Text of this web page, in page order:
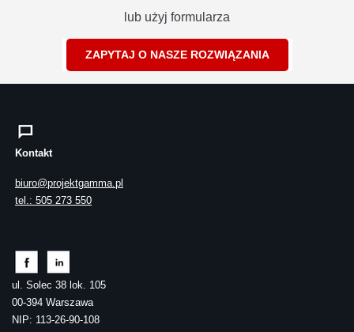
lub użyj formularza
ZAPYTAJ O NASZE ROZWIĄZANIA
Kontakt
biuro@projektgamma.pl
tel.: 505 273 550
ul. Solec 38 lok. 105
00-394 Warszawa
NIP: 113-26-90-108